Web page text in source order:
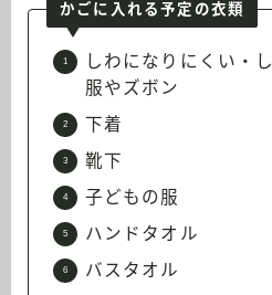
かごに入れる予定の衣類
しわになりにくい・
服やズボン
下着
靴下
子どもの服
ハンドタオル
バスタオル